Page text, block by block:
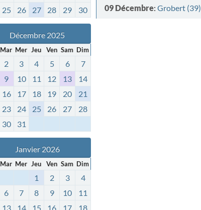
25 26 27 28 29 30
Décembre 2025
Mar Mer Jeu Ven Sam Dim
2 3 4 5 6
7
9 10 11 12 13
14
16 17 18 19 20
21
23 24 25 26 27
28
30 31
Janvier 2026
Mar Mer Jeu Ven Sam Dim
1 2 3
4
6 7 8 9 10
11
13 14 15 16 17 18
09 Décembre:Grobert (39)